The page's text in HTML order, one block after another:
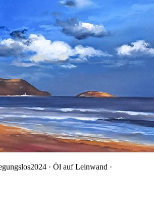
2024 · Öl auf Leinwand ·